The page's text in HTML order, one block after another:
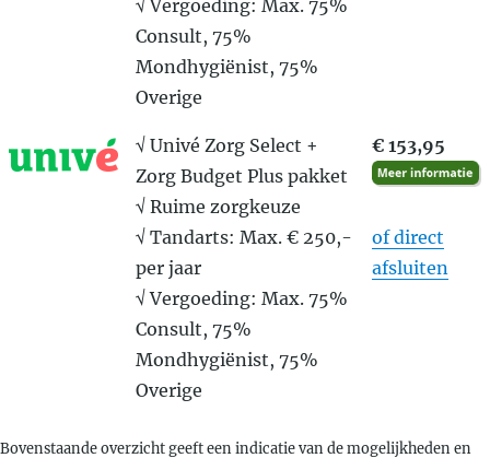
√ Vergoeding: Max. 75%
Consult, 75%
Mondhygiënist, 75%
Overige
√ Univé Zorg Select +
Zorg Budget Plus pakket
√ Ruime zorgkeuze
√ Tandarts: Max. € 250,-
per jaar
√ Vergoeding: Max. 75%
Consult, 75%
Mondhygiënist, 75%
Overige
€ 153,95
of direct
afsluiten
Bovenstaande overzicht geeft een indicatie van de mogelijkheden en